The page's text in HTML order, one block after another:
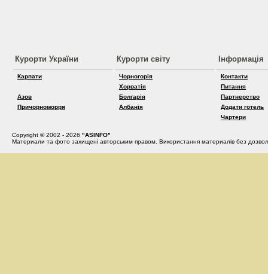
Курорти України
Карпати
Азов
Причорноморря
Курорти світу
Чорногорія
Хорватія
Болгарія
Албанія
Інформація
Контакти
Питання
Партнерство
Додати готель
Чартери
Copyright © 2002 - 2026 "ASINFO"
Материали та фото захищені авторським правом. Використання материалів без